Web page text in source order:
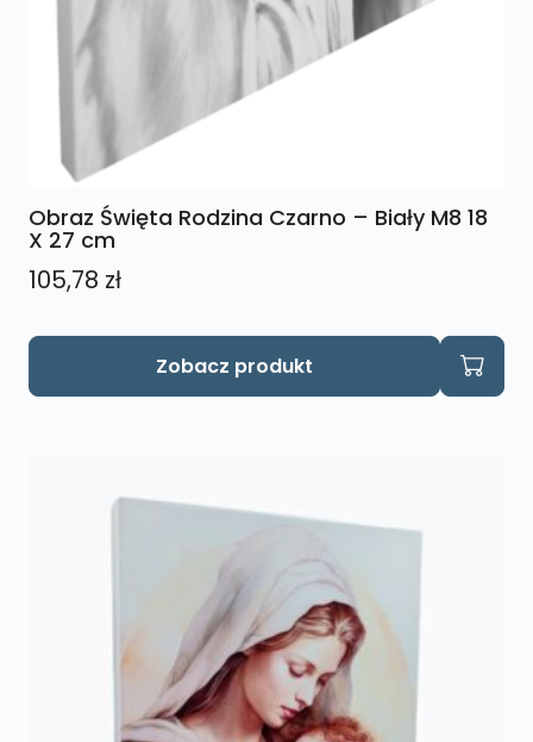
Obraz Święta Rodzina Czarno – Biały M8 18
X 27 cm
105,78 zł
Zobacz produkt